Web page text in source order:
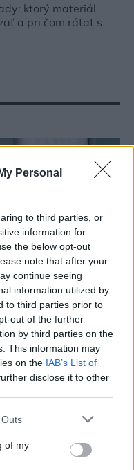
Personal
to third parties, or
information for
the below opt-out
note that after your
continue seeing
information utilized by
to third parties prior to
out of the further
by third parties on the
This information may
on the IAB’s List of
disclose it to other
one or more Google
You may click to
its third-party tags to
of my
ktorý materiál
a pri čom rátať s
miesta. V tomto byte
a doma pred dvere